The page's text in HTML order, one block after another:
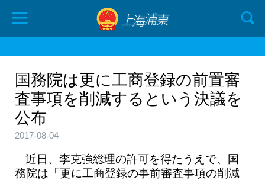
国務院は更に工商登録の前置審
査事項を削減するという決議を
公布
2017-08-04
近日、李克強総理の許可を得たうえで、国
務院は「更に工商登録の事前審査事項の削減